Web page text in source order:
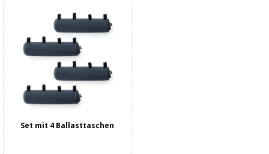
Set mit 4 Ballasttaschen